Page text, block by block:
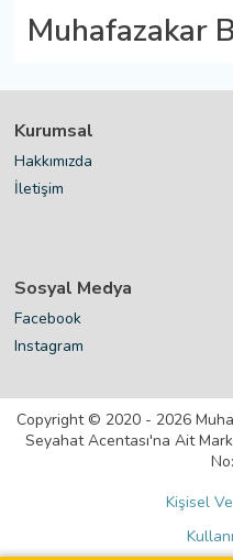
Muhafazakar
Kurumsal
Hakkımızda
İletişim
Sosyal Medya
Facebook
Instagram
Copyright © 2020 - 2026
Seyahat Acentası'na Ait
Kişisel